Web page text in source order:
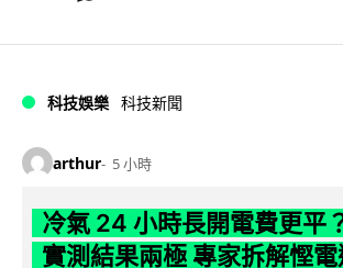
科技娛樂 科技新聞
arthur 5 小時
冷氣 24 小時長開電費更平
實測結果兩極 專家拆解慳